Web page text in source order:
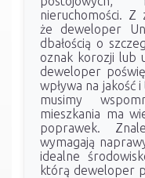
nieruchomości. Z
że deweloper
dbałością o
oznak korozji lub
deweloper
wpływa na jakość
musimy
mieszkania ma
poprawek.
wymagają
idealne
którą deweloper